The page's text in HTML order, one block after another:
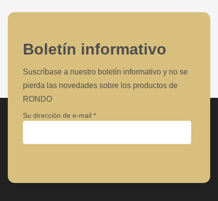
Boletín informativo
Suscríbase a nuestro boletín informativo y no se
pierda las novedades sobre los productos de
RONDO
Su dirección de e-mail